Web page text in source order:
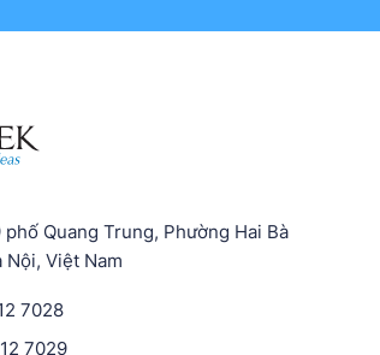
Quang Trung, Phường Hai Bà
Việt Nam
7028
7029